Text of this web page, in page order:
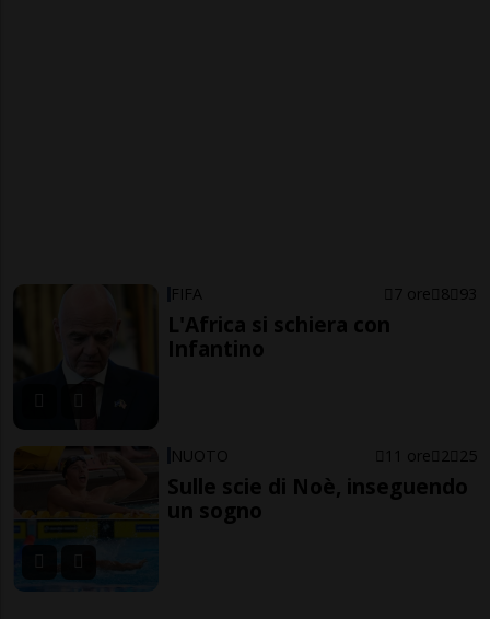
FIFA 7 ore 8 93
L'Africa si schiera con
Infantino
NUOTO 11 ore 2 25
Sulle scie di Noè, inseguendo
un sogno